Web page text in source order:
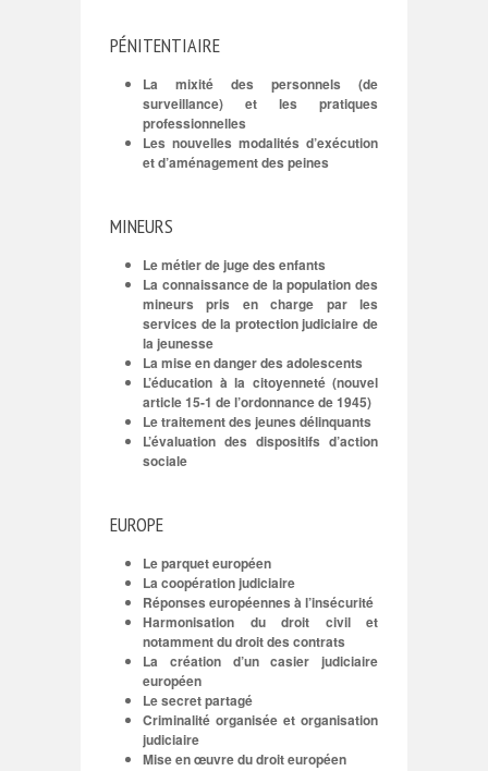
PÉNITENTIAIRE
La mixité des personnels (de
surveillance) et les pratiques
professionnelles
Les nouvelles modalités d’exécution
et d’aménagement des peines
MINEURS
Le métier de juge des enfants
La connaissance de la population des
mineurs pris en charge par les
services de la protection judiciaire de
la jeunesse
La mise en danger des adolescents
L’éducation à la citoyenneté (nouvel
article 15-1 de l’ordonnance de 1945)
Le traitement des jeunes délinquants
L’évaluation des dispositifs d’action
sociale
EUROPE
Le parquet européen
La coopération judiciaire
Réponses européennes à l’insécurité
Harmonisation du droit civil et
notamment du droit des contrats
La création d’un casier judiciaire
européen
Le secret partagé
Criminalité organisée et organisation
judiciaire
Mise en œuvre du droit européen